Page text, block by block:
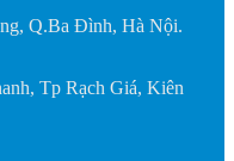
Q.Ba Đình, Hà Nội.
Tp Rạch Giá, Kiên